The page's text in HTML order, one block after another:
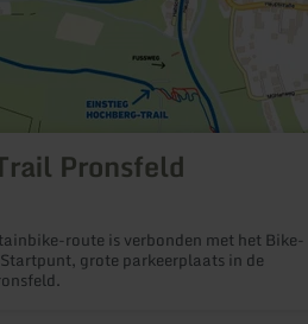
Pronsfeld
route is verbonden met het Bike-
grote parkeerplaats in de